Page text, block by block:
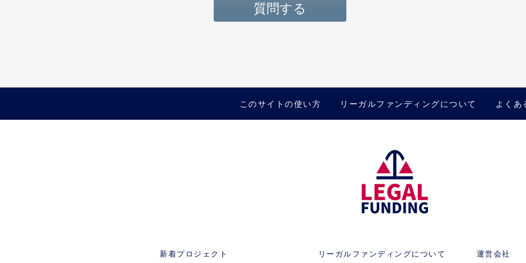
質問する
このサイトの使い方 リーガルファンディングについて よくあ
新着プロジェクト リーガルファンディングについて 運営会社